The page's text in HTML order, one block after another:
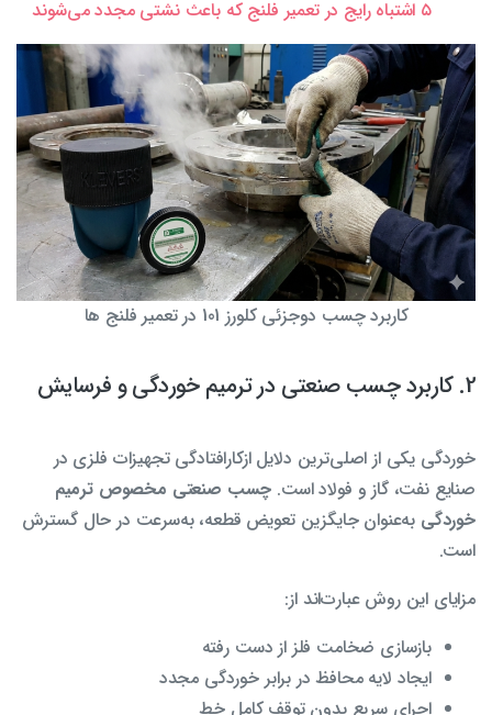
۵ اشتباه رایج در تعمیر فلنج‌ که باعث نشتی مجدد می‌شوند
کاربرد چسب دوجزئی کلورز 101 در تعمیر فلنج ها
2. کاربرد چسب صنعتی در ترمیم خوردگی و فرسایش
خوردگی یکی از اصلی‌ترین دلایل ازکارافتادگی تجهیزات فلزی در
صنایع نفت، گاز و فولاد است. چسب صنعتی مخصوص ترمیم
خوردگی به‌عنوان جایگزین تعویض قطعه، به‌سرعت در حال گسترش
است.
مزایای این روش عبارت‌اند از:
بازسازی ضخامت فلز از دست رفته
ایجاد لایه محافظ در برابر خوردگی مجدد
اجرای سریع بدون توقف کامل خط